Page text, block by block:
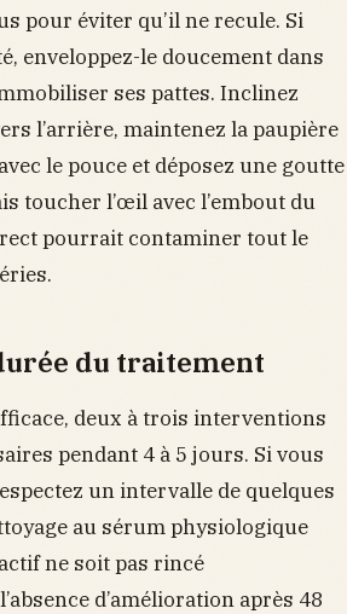
pour éviter qu’il ne recule. Si
enveloppez-le doucement dans
ses pattes. Inclinez
l’arrière, maintenez la paupière
le pouce et déposez une goutte
toucher l’œil avec l’embout du
pourrait contaminer tout le
du traitement
deux à trois interventions
pendant 4 à 5 jours. Si vous
un intervalle de quelques
au sérum physiologique
ne soit pas rincé
d’amélioration après 48